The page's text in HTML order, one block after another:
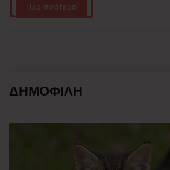
Περισσότερα
ΔΗΜΟΦΙΛΗ